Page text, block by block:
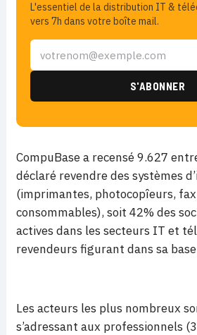
L'essentiel de la distribution IT &
vers 7h dans votre boîte mail.
CompuBase a recensé 9.627
déclaré revendre des systèmes
(imprimantes, photocopîeurs,
consommables), soit 42% des
actives dans les secteurs IT et
revendeurs figurant dans sa
Les acteurs les plus nombreux
s’adressant aux professionnels